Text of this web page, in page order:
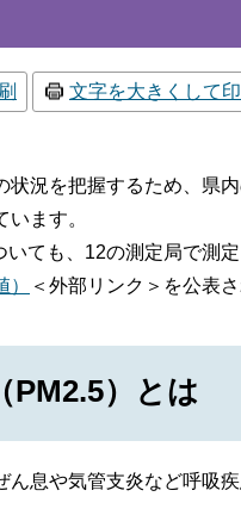
文字を大きくして
状況を把握するため、県
ます。
ても、12の測定局で測
＜外部リンク＞ を公表
PM2.5）とは
ん息や気管支炎など呼吸